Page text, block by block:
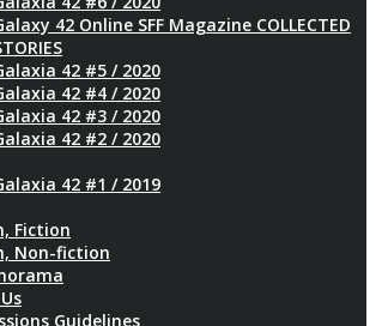
42 Online SFF Magazine COLLECTED
42 #5 / 2020
42 #4 / 2020
42 #3 / 2020
42 #2 / 2020
42 #1 / 2019
Fiction
Non-fiction
Guidelines